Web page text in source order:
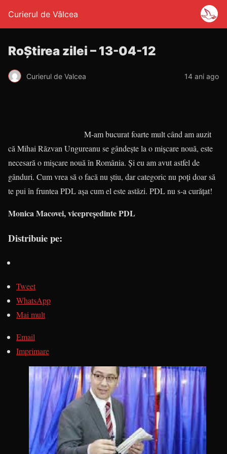
Curierul de Vâlcea
RoȘtirea zilei – 13-04-12
Curierul de Valcea 14 ani ago
M-am bucurat foarte mult când am auzit
că Mihai Răzvan Ungureanu se gândeşte la o mişcare nouă, este
necesară o mişcare nouă în România. Şi eu am avut astfel de
gânduri. Cum vrea să o facă nu ştiu, dar categoric nu poţi doar să
te pui în fruntea PDL aşa cum el este astăzi. PDL nu s-a curăţat!
Monica Macovei, vicepreşedinte PDL
Distribuie pe:
Tweet
WhatsApp
Mai mult
Email
Imprimare